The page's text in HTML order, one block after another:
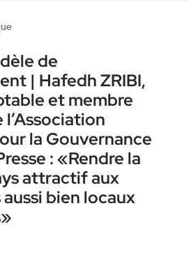
de
| Hafedh ZRIBI,
et membre
la Gouvernance
: «Rendre la
attractif aux
bien locaux